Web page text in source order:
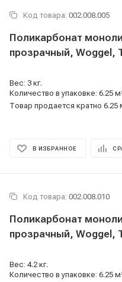
Код товара: 002.008.005
Поликарбонат
прозрачный, Woggel,
Вес: 3 кг.
Количество в упаковке: 6.25
Товар продается кратно 6.25
В ИЗБРАННОЕ
Код товара: 002.008.010
Поликарбонат
прозрачный, Woggel,
Вес: 4.2 кг.
Количество в упаковке: 6.25